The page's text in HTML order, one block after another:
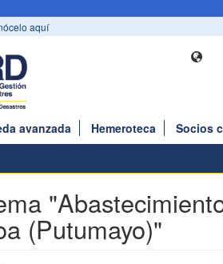
aquí
avanzada Hemeroteca
Socios
(Putumayo)"